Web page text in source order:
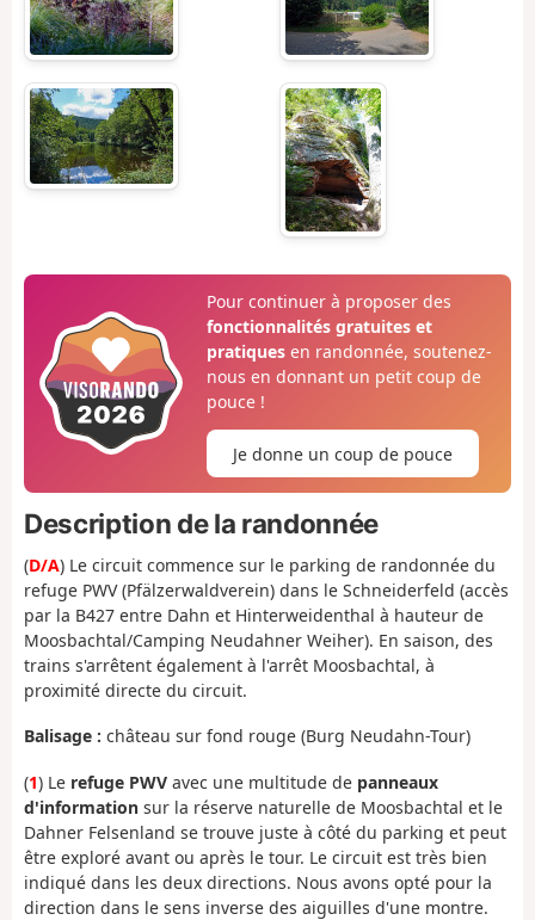
Pour continuer à proposer des
fonctionnalités gratuites et
pratiquesen randonnée, soutenez-
nous en donnant un petit coup de
pouce !
Je donne un coup de pouce
Description de la randonnée
(D/A) Le circuit commence sur le parking de randonnée du
refuge PWV (Pfälzerwaldverein) dans le Schneiderfeld (accès
par la B427 entre Dahn et Hinterweidenthal à hauteur de
Moosbachtal/Camping Neudahner Weiher). En saison, des
trains s'arrêtent également à l'arrêt Moosbachtal, à
proximité directe du circuit.
Balisage : château sur fond rouge (Burg Neudahn-Tour)
(1) Le refuge PWV avec une multitude de panneaux
d'information sur la réserve naturelle de Moosbachtal et le
Dahner Felsenland se trouve juste à côté du parking et peut
être exploré avant ou après le tour. Le circuit est très bien
indiqué dans les deux directions. Nous avons opté pour la
direction dans le sens inverse des aiguilles d'une montre.